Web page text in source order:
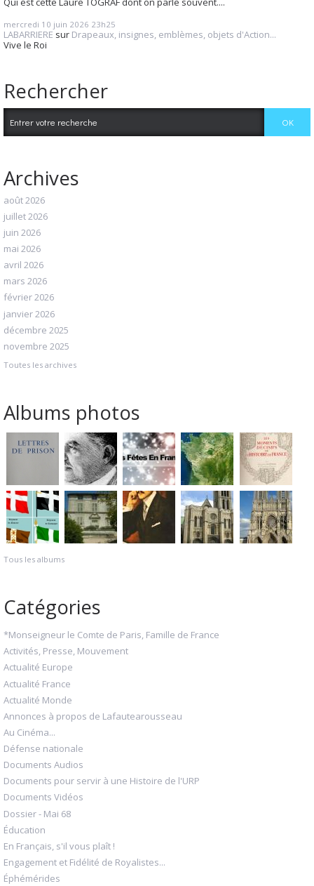
mercredi 10 juin 2026 23h25
LABARRIERE sur Drapeaux, insignes, emblèmes, objets d'Action...
Vive le Roi
Rechercher
Archives
août 2026
juillet 2026
juin 2026
mai 2026
avril 2026
mars 2026
février 2026
janvier 2026
décembre 2025
novembre 2025
Toutes les archives
Albums photos
Tous les albums
Catégories
*Monseigneur le Comte de Paris, Famille de France
Activités, Presse, Mouvement
Actualité Europe
Actualité France
Actualité Monde
Annonces à propos de Lafautearousseau
Au Cinéma...
Défense nationale
Documents Audios
Documents pour servir à une Histoire de l'URP
Documents Vidéos
Dossier - Mai 68
Éducation
En Français, s'il vous plaît !
Engagement et Fidélité de Royalistes...
Éphémérides